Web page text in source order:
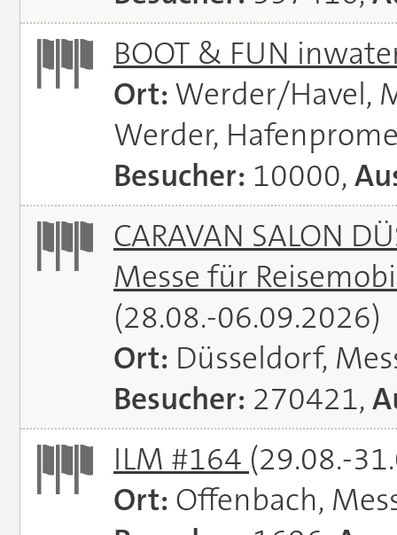
BOOT & FUN
Ort: Werder/Havel,
Werder,
Besucher: 10000,
CARAVAN SALON
Messe für
(28.08.-06.09.2026)
Ort: Düsseldorf,
Besucher: 270421,
ILM #164 (29.08.-
Ort: Offenbach,